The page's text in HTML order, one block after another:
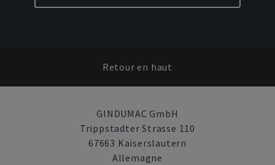
Retour en haut
GINDUMAC GmbH
Trippstadter Strasse 110
67663 Kaiserslautern
Allemagne